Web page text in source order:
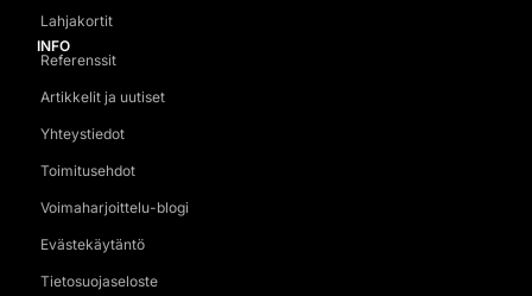
Lahjakortit
INFO
Referenssit
Artikkelit ja uutiset
Yhteystiedot
Toimitusehdot
Voimaharjoittelu-blogi
Evästekäytäntö
Tietosuojaseloste